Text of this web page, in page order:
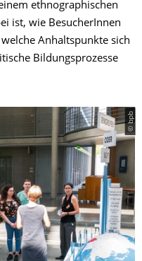
ethnographischen
ist, wie BesucherInnen
Anhaltspunkte sich
Bildungsprozesse
© bpb